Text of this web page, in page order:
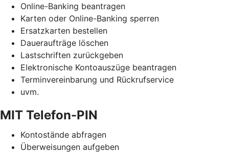
Online-Banking beantragen
Karten oder Online-Banking sperren
Ersatzkarten bestellen
Daueraufträge löschen
Lastschriften zurückgeben
Elektronische Kontoauszüge beantragen
Terminvereinbarung und Rückrufservice
uvm.
MIT Telefon-PIN
Kontostände abfragen
Überweisungen aufgeben